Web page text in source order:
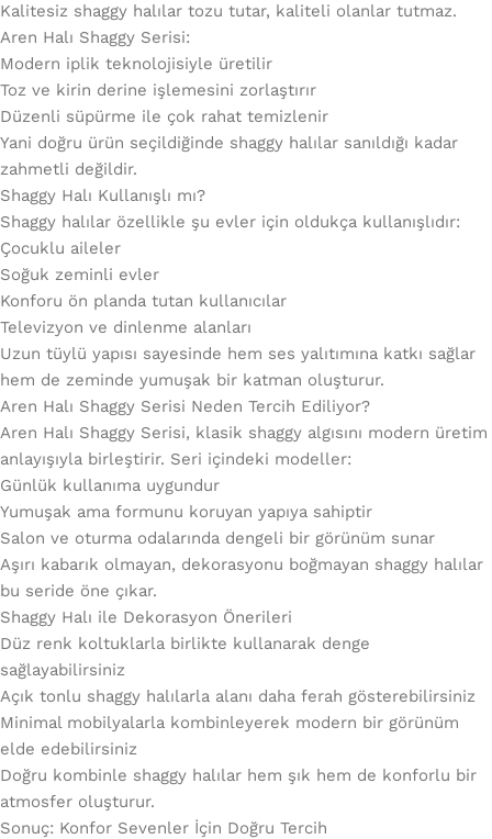
Kalitesiz shaggy halılar tozu tutar, kaliteli olanlar tutmaz.
Aren Halı Shaggy Serisi:
Modern iplik teknolojisiyle üretilir
Toz ve kirin derine işlemesini zorlaştırır
Düzenli süpürme ile çok rahat temizlenir
Yani doğru ürün seçildiğinde shaggy halılar sanıldığı kadar
zahmetli değildir.
Shaggy Halı Kullanışlı mı?
Shaggy halılar özellikle şu evler için oldukça kullanışlıdır:
Çocuklu aileler
Soğuk zeminli evler
Konforu ön planda tutan kullanıcılar
Televizyon ve dinlenme alanları
Uzun tüylü yapısı sayesinde hem ses yalıtımına katkı sağlar
hem de zeminde yumuşak bir katman oluşturur.
Aren Halı Shaggy Serisi Neden Tercih Ediliyor?
Aren Halı Shaggy Serisi, klasik shaggy algısını modern üretim
anlayışıyla birleştirir. Seri içindeki modeller:
Günlük kullanıma uygundur
Yumuşak ama formunu koruyan yapıya sahiptir
Salon ve oturma odalarında dengeli bir görünüm sunar
Aşırı kabarık olmayan, dekorasyonu boğmayan shaggy halılar
bu seride öne çıkar.
Shaggy Halı ile Dekorasyon Önerileri
Düz renk koltuklarla birlikte kullanarak denge
sağlayabilirsiniz
Açık tonlu shaggy halılarla alanı daha ferah gösterebilirsiniz
Minimal mobilyalarla kombinleyerek modern bir görünüm
elde edebilirsiniz
Doğru kombinle shaggy halılar hem şık hem de konforlu bir
atmosfer oluşturur.
Sonuç: Konfor Sevenler İçin Doğru Tercih